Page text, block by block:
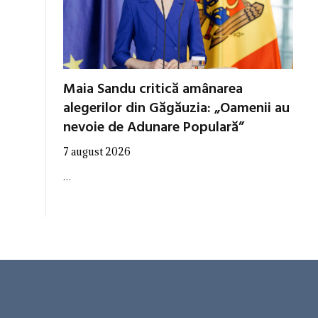
Maia Sandu critică amânarea
alegerilor din Găgăuzia: „Oamenii au
nevoie de Adunare Populară”
7 august 2026
…